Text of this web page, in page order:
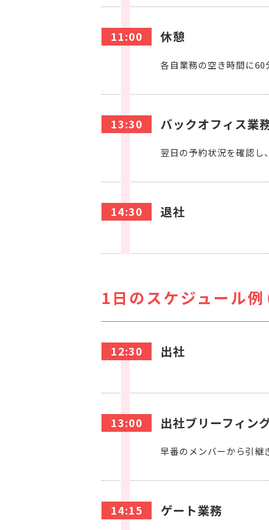
11:00 休憩
各自業務の空き時間に60
13:30 バックオフィス業
翌日の予約状況を確認し
14:30 退社
1日のスケジュール例
12:30 出社
13:00 出社ブリーフィン
早番のメンバーから引継
14:15 ゲート業務